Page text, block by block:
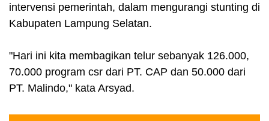
intervensi pemerintah, dalam mengurangi stunting di
Kabupaten Lampung Selatan.
"Hari ini kita membagikan telur sebanyak 126.000,
70.000 program csr dari PT. CAP dan 50.000 dari
PT. Malindo," kata Arsyad.